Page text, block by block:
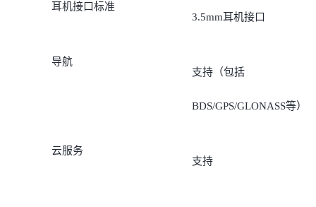
耳机接口标准
3.5mm耳机接口
导航
支持（包括
BDS/GPS/GLONASS等）
云服务
支持